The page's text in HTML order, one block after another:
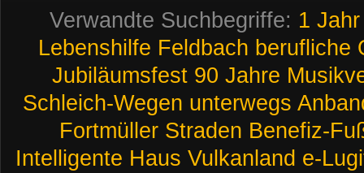
Verwandte Suchbegriffe: 1 Jahr
Lebenshilfe Feldbach berufliche
Jubiläumsfest 90 Jahre
Schleich-Wegen unterwegs
Fortmüller Straden Benefiz-
Intelligente Haus Vulkanland e-